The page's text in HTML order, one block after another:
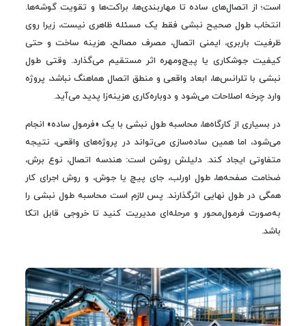
است؛ از اتصال‌های ساده تا مهاربندی‌ها، براکت‌ها و تقویت گوشه‌ها.
انتخاب طول صحیح نبشی فقط یک مسئله ظاهری نیست، زیرا روی
ظرفیت باربری، ایمنی اتصال، مصرف مصالح، هزینه ساخت و حتی
کیفیت جوشکاری یا پیچ‌ومهره اثر مستقیم می‌گذارد. وقتی طول
نبشی با تلرانس‌ها، ابعاد واقعی و منطق اتصال هماهنگ نباشد، پروژه
وارد چرخه اصلاحات می‌شود و دوباره‌کاری هزینه‌زا پدید می‌آید.
در بسیاری از کارگاه‌ها، محاسبه طول نبشی با یک «فرمول ساده» انجام
می‌شود، اما همین ساده‌سازی می‌تواند در پروژه‌های واقعی، نتیجه
متفاوتی ایجاد کند. دلیلش روشن است: هندسه اتصال، نوع برش،
ضخامت صفحه‌ها، طول اورلب، جای پیچ یا جوش، و روش اجرای کار
همگی در طول نهایی اثرگذارند. پس لازم است محاسبه طول نبشی را
به‌صورت فرمول‌محور و مرحله‌ای مدیریت کنید تا خروجی قابل اتکا
باشد.